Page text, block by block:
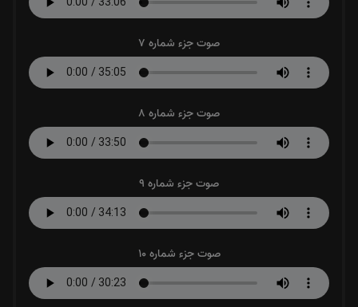
صوت جزء شماره 7
صوت جزء شماره 8
صوت جزء شماره 9
صوت جزء شماره 10